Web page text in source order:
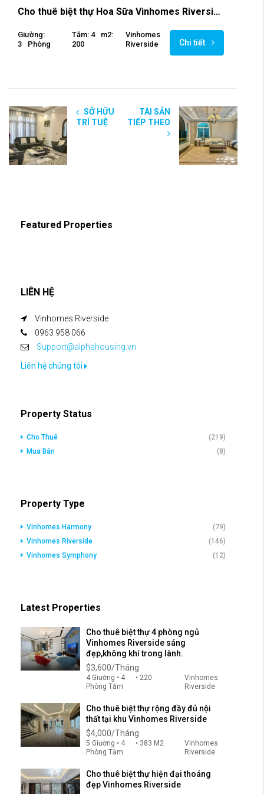
Cho thuê biệt thự Hoa Sữa Vinhomes Riverside
Giường:
3
Phòng
Tắm: 4
M2:
200
Vinhomes
Riverside
Chi tiết
SỞ HỮU
TRÍ TUỆ
TÀI SẢN
TIẾP THEO
Featured Properties
LIÊN HỆ
Vinhomes Riverside
0963 958 066
Support@alphahousing.vn
Liên hệ chúng tôi
Property Status
Cho Thuê
(219)
Mua Bán
(8)
Property Type
Vinhomes Harmony
(79)
Vinhomes Riverside
(146)
Vinhomes Symphony
(12)
Latest Properties
Cho thuê biệt thự 4 phòng ngủ
Vinhomes Riverside sáng
đẹp,không khí trong lành.
$3,600/Tháng
4 Giường • 4
Phòng Tắm
• 220
Vinhomes
Riverside
Cho thuê biệt thự rộng đầy đủ nội
thất tại khu Vinhomes Riverside
$4,000/Tháng
5 Giường • 4
Phòng Tắm
• 383 M2
Vinhomes
Riverside
Cho thuê biệt thự hiện đại thoáng
đẹp Vinhomes Riverside